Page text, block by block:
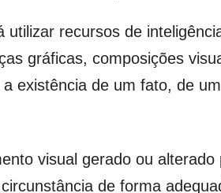
utilizar recursos de
gráficas, composições
existência de um fato, de
visual gerado ou
de forma